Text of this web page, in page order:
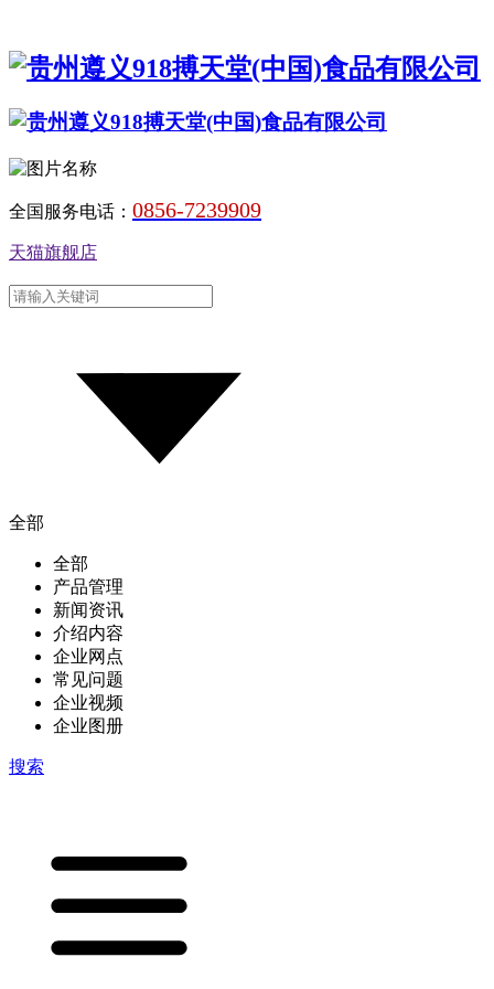
全国服务电话： 0856-7239909
天猫旗舰店
全部
全部
产品管理
新闻资讯
介绍内容
企业网点
常见问题
企业视频
企业图册
搜索